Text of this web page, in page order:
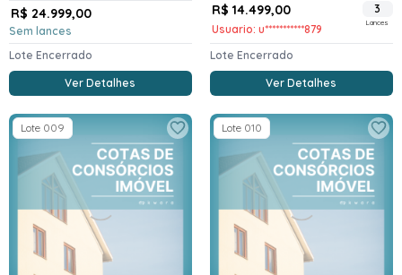
R$ 24.999,00
Sem lances
Lote Encerrado
Ver Detalhes
R$ 14.499,00
Usuario: u***********879
3
Lances
Lote Encerrado
Ver Detalhes
Lote 009 Lote 010